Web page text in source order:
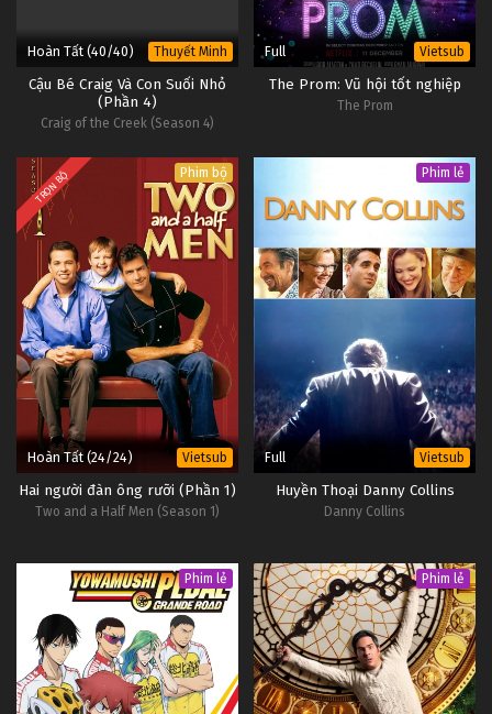
Hoàn Tất (40/40) Thuyết Minh
Cậu Bé Craig Và Con Suối Nhỏ
(Phần 4)
Craig of the Creek (Season 4)
Full Vietsub
The Prom: Vũ hội tốt nghiệp
The Prom
TRỌN BỘ Phim bộ
Hoàn Tất (24/24) Vietsub
Hai người đàn ông rưỡi (Phần 1)
Two and a Half Men (Season 1)
Phim lẻ
Full Vietsub
Huyền Thoại Danny Collins
Danny Collins
Phim lẻ Phim lẻ